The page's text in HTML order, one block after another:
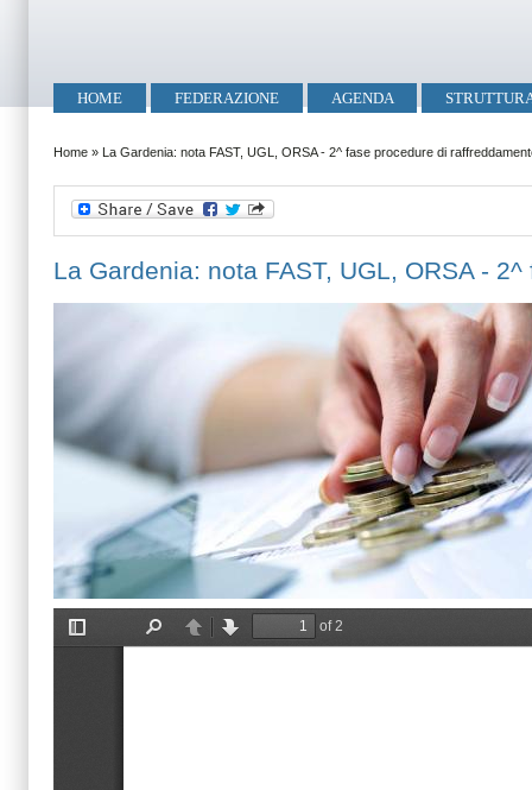
Menu principale
HOME FEDERAZIONE AGENDA
Tu sei qui
Home » La Gardenia: nota FAST, UGL, ORSA - 2^ fase procedure di
La Gardenia: nota FAST, UGL, ORSA -